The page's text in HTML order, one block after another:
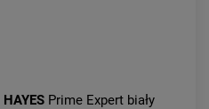
HAYES Prime Expert biały